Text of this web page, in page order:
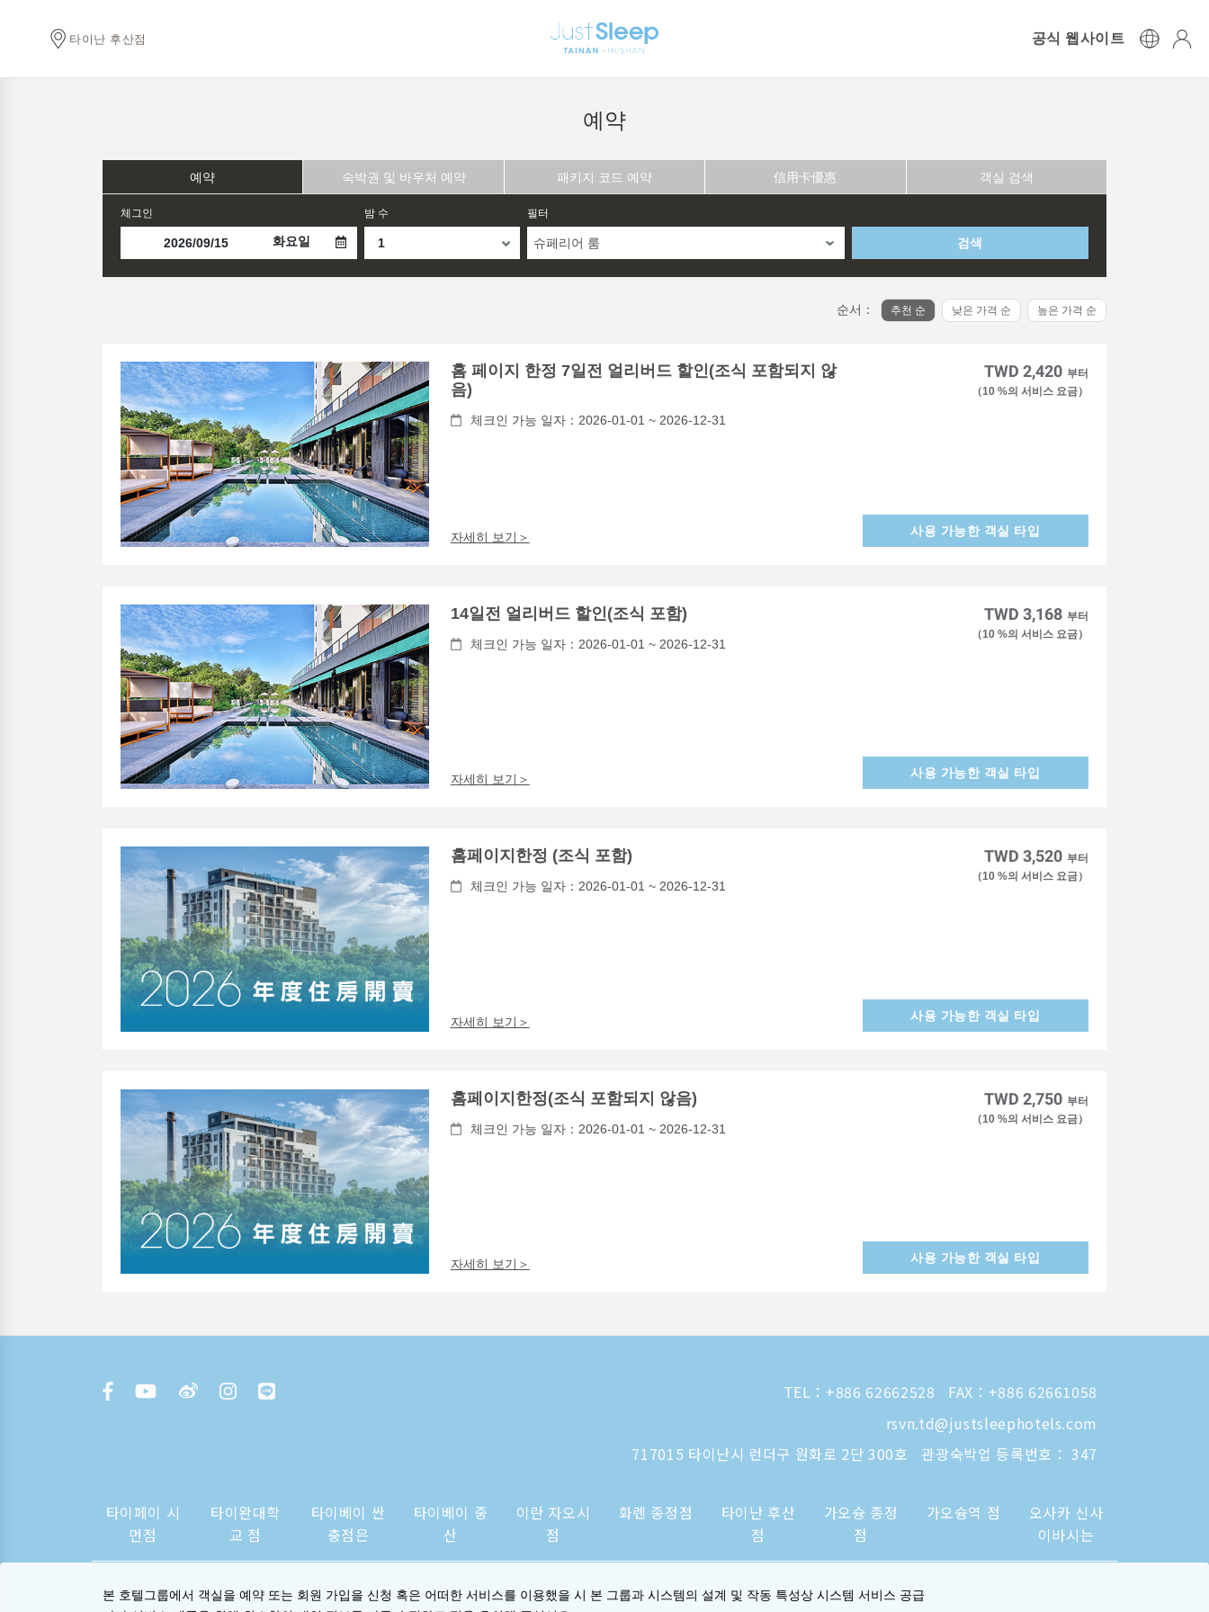
타이난 후산점 공식 웹사이트
예약
예약 숙박권 및 바우처 예약 패키지 코드 예약 信用卡優惠 객실 검색
체그인
화요일
밤 수 필터
슈페리어 룸 검색
순서： 추천 순 낮은 가격 순 높은 가격 순
홈 페이지 한정 7일전 얼리버드 할인(조식 포함되지 않
음)
체크인 가능 일자：2026-01-01 ~ 2026-12-31
자세히 보기＞
TWD 2,420 부터
（10 %의 서비스 요금）
사용 가능한 객실 타입
14일전 얼리버드 할인(조식 포함)
체크인 가능 일자：2026-01-01 ~ 2026-12-31
자세히 보기＞
TWD 3,168 부터
（10 %의 서비스 요금）
사용 가능한 객실 타입
홈페이지한정 (조식 포함)
체크인 가능 일자：2026-01-01 ~ 2026-12-31
자세히 보기＞
TWD 3,520 부터
（10 %의 서비스 요금）
사용 가능한 객실 타입
홈페이지한정(조식 포함되지 않음)
체크인 가능 일자：2026-01-01 ~ 2026-12-31
자세히 보기＞
TWD 2,750 부터
（10 %의 서비스 요금）
사용 가능한 객실 타입
TEL： +886 62662528
FAX：+886 62661058
rsvn.td@justsleephotels.com
717015 타이난시 런더구 원화로 2단 300호
관광숙박업 등록번호： 347
타이페이 시
먼점
타이완대학
교 점
타이베이 싼
충점은
타이베이 중
산
이란 자오시
점
화롄 종정점
타이난 후산
점
가오슝 종정
점
가오슝역 점
오사카 신사
이바시는
본 호텔그룹에서 객실을 예약 또는 회원 가입을 신청 혹은 어떠한 서비스를 이용했을 시 본 그룹과 시스템의 설계 및 작동 특성상 시스템 서비스 공급